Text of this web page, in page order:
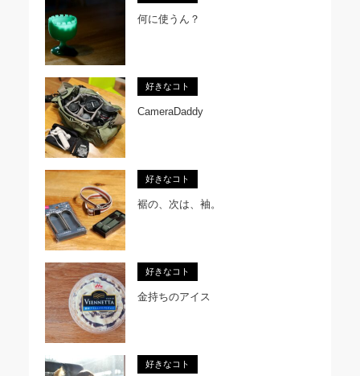
何に使うん？
好きなコト
CameraDaddy
好きなコト
裾の、次は、袖。
好きなコト
金持ちのアイス
好きなコト